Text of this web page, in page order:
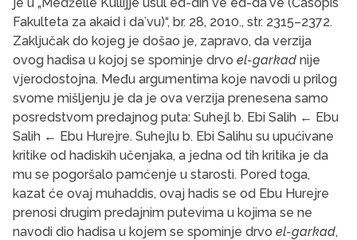
Fakulteta za akaid i daʻvu)“, br. 28, 2010., str. 2315–2372.
Zaključak do kojeg je došao je, zapravo, da verzija
ovog hadisa u kojoj se spominje drvo el-garkad nije
vjerodostojna. Među argumentima koje navodi u prilog
svome mišljenju je da je ova verzija prenesena samo
posredstvom predajnog puta: Suhejl b. Ebi Salih ← Ebu
Salih ← Ebu Hurejre. Suhejlu b. Ebi Salihu su upućivane
kritike od hadiskih učenjaka, a jedna od tih kritika je da
mu se pogoršalo pamćenje u starosti. Pored toga,
kazat će ovaj muhaddis, ovaj hadis se od Ebu Hurejre
prenosi drugim predajnim putevima u kojima se ne
navodi dio hadisa u kojem se spominje drvo el-garkad,